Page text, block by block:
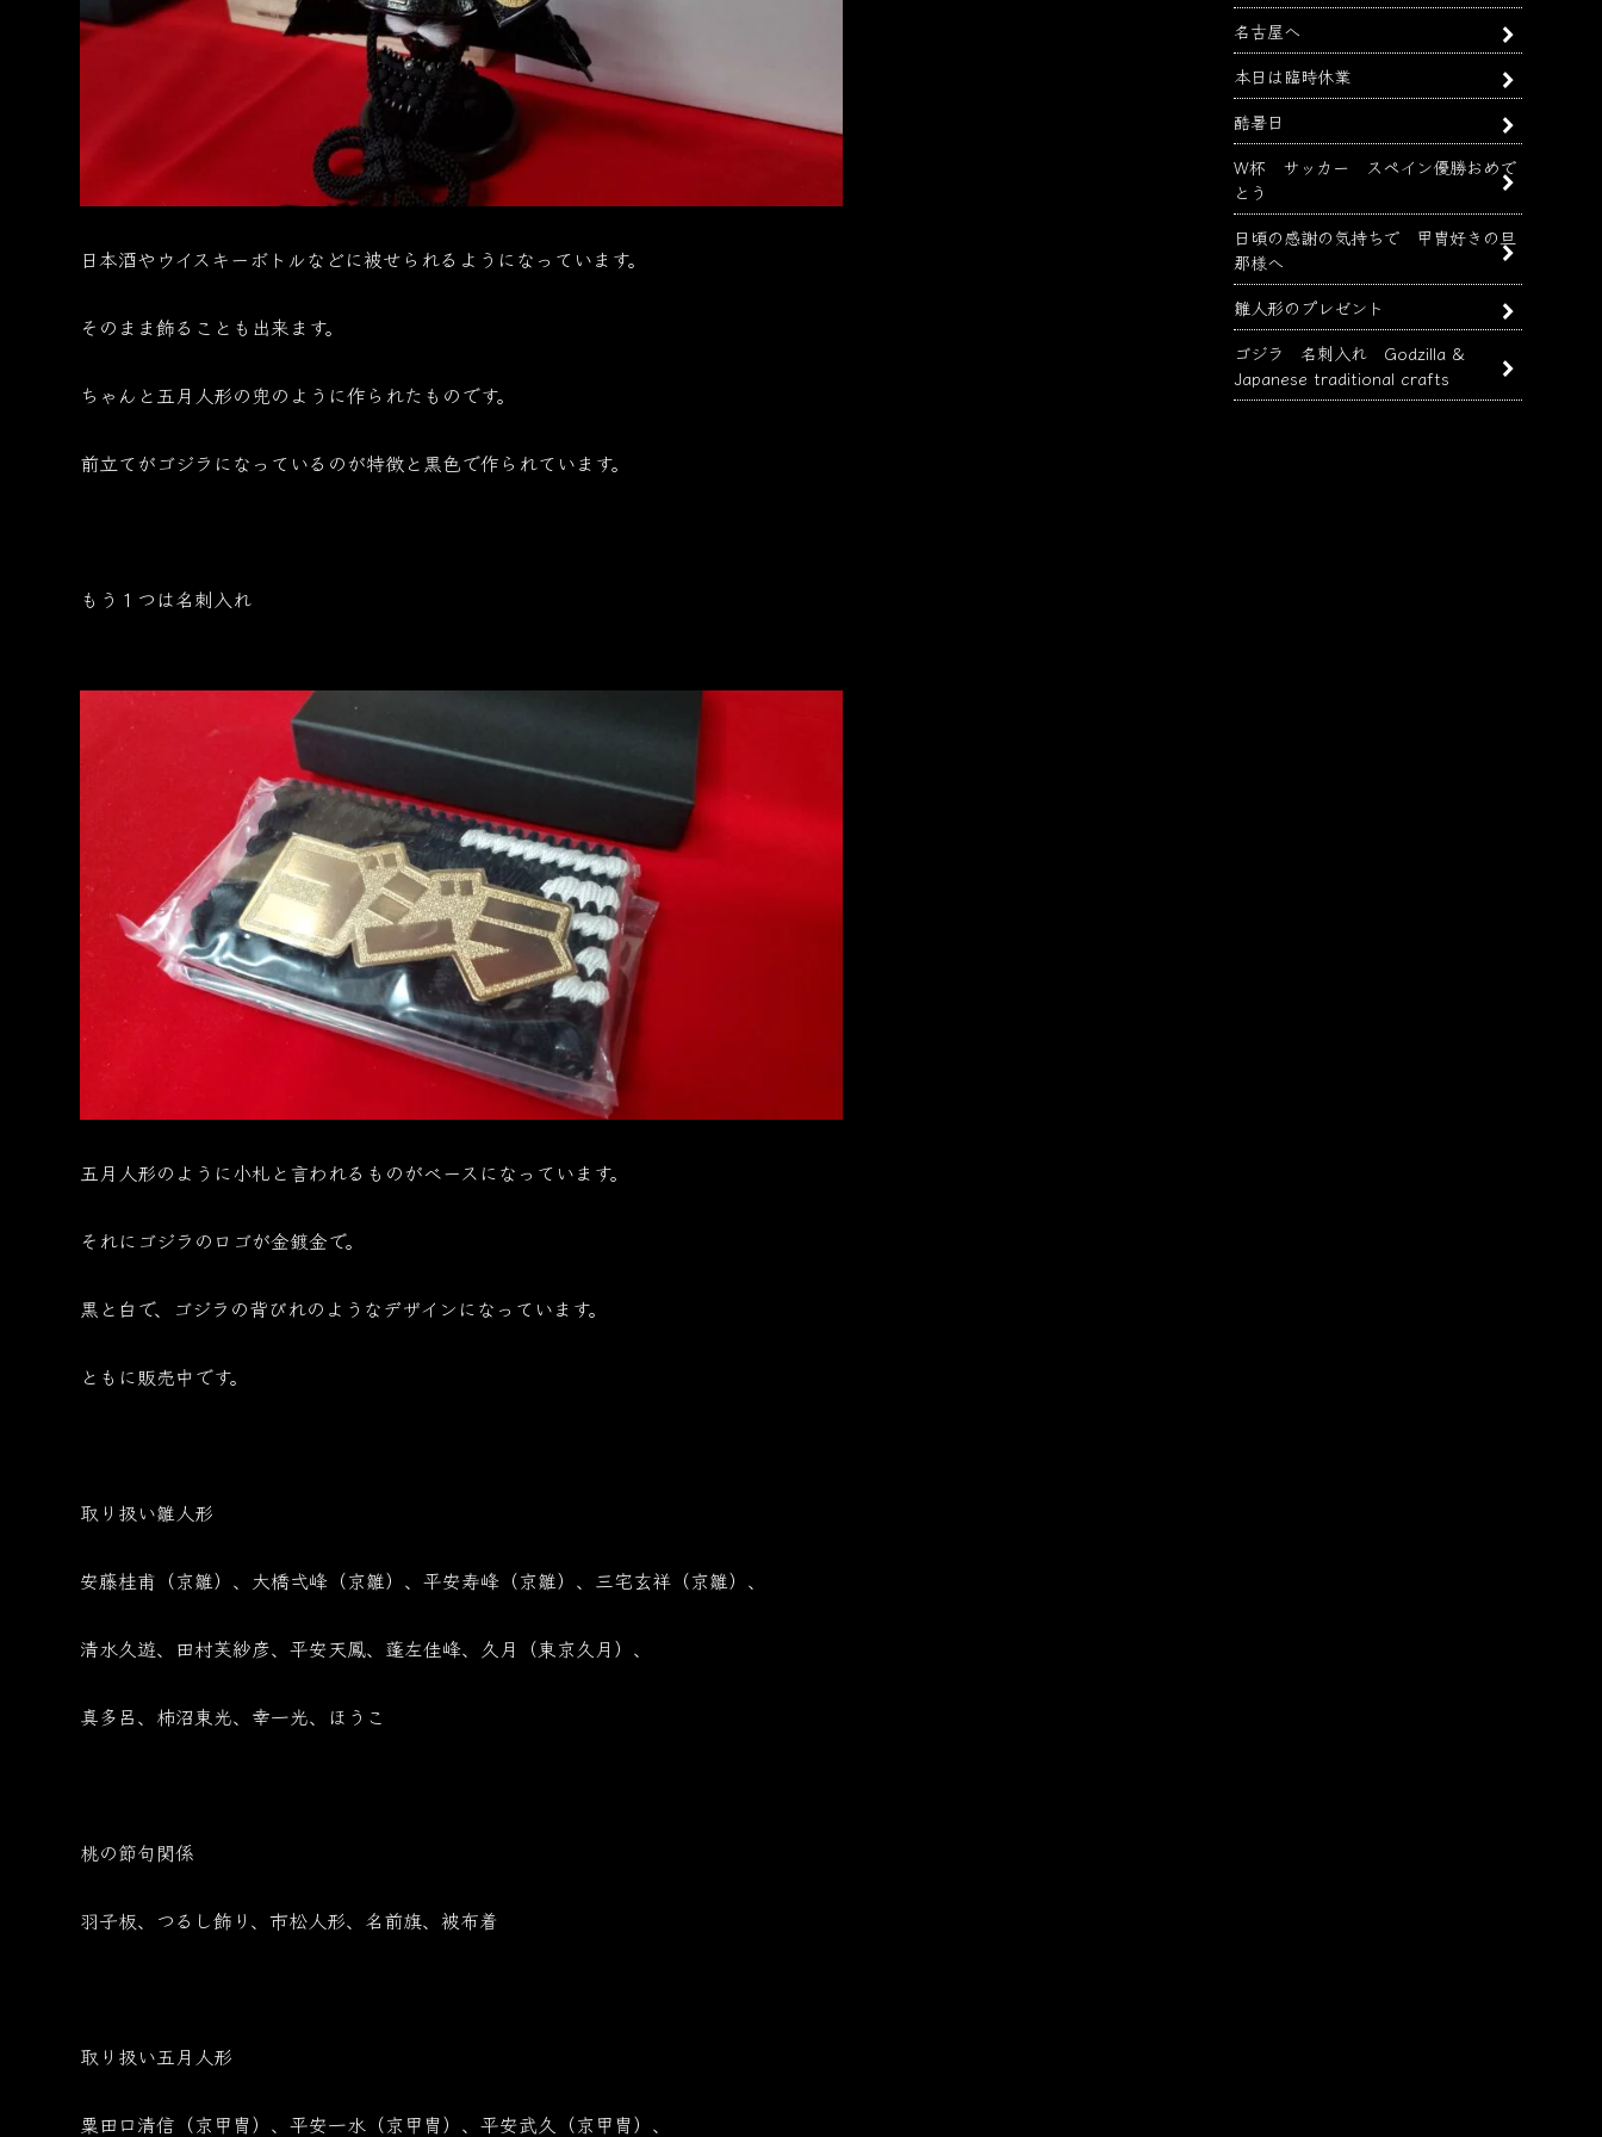
日本酒やウイスキーボトルなどに被せられるようになっています。
そのまま飾ることも出来ます。
ちゃんと五月人形の兜のように作られたものです。
前立てがゴジラになっているのが特徴と黒色で作られています。
もう１つは名刺入れ
五月人形のように小札と言われるものがベースになっています。
それにゴジラのロゴが金鍍金で。
黒と白で、ゴジラの背びれのようなデザインになっています。
ともに販売中です。
取り扱い雛人形
安藤桂甫（京雛）、大橋弌峰（京雛）、平安寿峰（京雛）、三宅玄祥（京雛）、
清水久遊、田村芙紗彦、平安天鳳、蓬左佳峰、久月（東京久月）、
真多呂、柿沼東光、幸一光、ほうこ
桃の節句関係
羽子板、つるし飾り、市松人形、名前旗、被布着
取り扱い五月人形
粟田口清信（京甲冑）、平安一水（京甲冑）、平安武久（京甲冑）、
名古屋へ
本日は臨時休業
酷暑日
W杯 サッカー スペイン優勝おめで
とう
日頃の感謝の気持ちで 甲冑好きの旦
那様へ
雛人形のプレゼント
ゴジラ 名刺入れ Godzilla &
Japanese traditional crafts